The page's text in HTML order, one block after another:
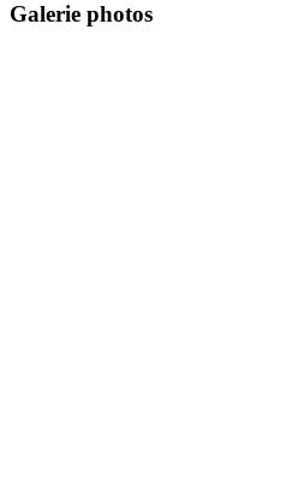
Galerie photos